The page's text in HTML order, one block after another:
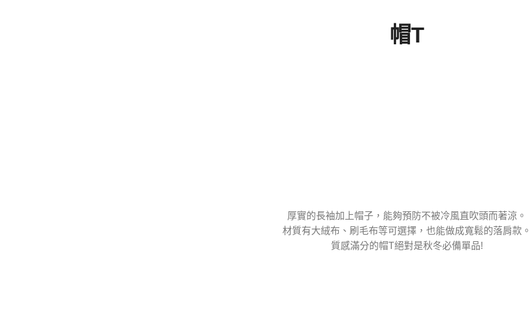
帽T
厚實的長袖加上帽子，能夠預防不被冷風直吹頭而著涼。
材質有大絨布、刷毛布等可選擇，也能做成寬鬆的落肩款。
質感滿分的帽T絕對是秋冬必備單品!